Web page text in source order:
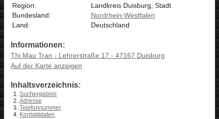
Region:
Landkreis Duisburg, Stadt
Bundesland:
Nordrhein-Westfalen
Land:
Deutschland
Informationen:
Thi Mau Tran - Lehrerstraße 17 - 47167 Duisburg
Auf der Karte anzeigen
Inhaltsverzeichnis:
Suchergebnis
Adresse
Telefonnummer
Kontaktdaten